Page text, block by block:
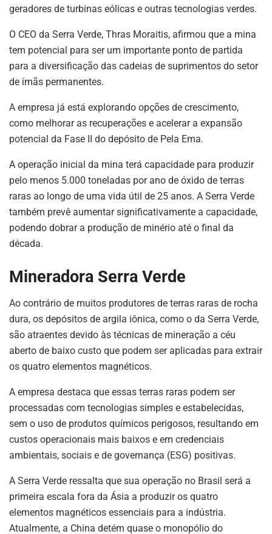
geradores de turbinas eólicas e outras tecnologias verdes.
O CEO da Serra Verde, Thras Moraitis, afirmou que a mina
tem potencial para ser um importante ponto de partida
para a diversificação das cadeias de suprimentos do setor
de ímãs permanentes.
A empresa já está explorando opções de crescimento,
como melhorar as recuperações e acelerar a expansão
potencial da Fase II do depósito de Pela Ema.
A operação inicial da mina terá capacidade para produzir
pelo menos 5.000 toneladas por ano de óxido de terras
raras ao longo de uma vida útil de 25 anos. A Serra Verde
também prevê aumentar significativamente a capacidade,
podendo dobrar a produção de minério até o final da
década.
Mineradora Serra Verde
Ao contrário de muitos produtores de terras raras de rocha
dura, os depósitos de argila iônica, como o da Serra Verde,
são atraentes devido às técnicas de mineração a céu
aberto de baixo custo que podem ser aplicadas para extrair
os quatro elementos magnéticos.
A empresa destaca que essas terras raras podem ser
processadas com tecnologias simples e estabelecidas,
sem o uso de produtos químicos perigosos, resultando em
custos operacionais mais baixos e em credenciais
ambientais, sociais e de governança (ESG) positivas.
A Serra Verde ressalta que sua operação no Brasil será a
primeira escala fora da Ásia a produzir os quatro
elementos magnéticos essenciais para a indústria.
Atualmente, a China detém quase o monopólio do
ASSINE NOSSA
NEWSLETTER
notíciase inovações do setor mineral
ASSINAR